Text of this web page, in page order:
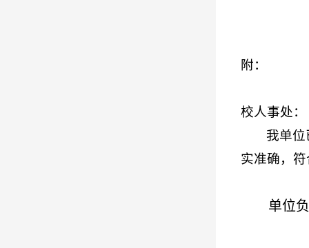
附：
校人事处：
我单
实准确，
单位